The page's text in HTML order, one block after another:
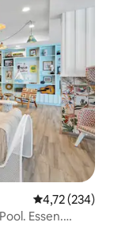
4,72 (234)
Essen.